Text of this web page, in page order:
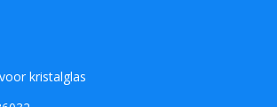
kristalglas